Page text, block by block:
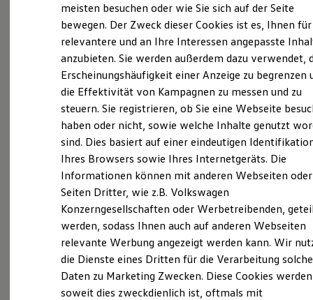
Software, Konnektivität & Apps
California App
VW Connect für Ihren ID. Buzz
VW Connect für Ihren Transporter/Caravelle
VW Connect für Ihren Amarok
VW Connect für andere Modelle
Connect Pro
Fleet Interface Data
Multistop Pathfinder
Übersicht Software Updates
Hilfreiches für Besitzer
Fahrerassistenz- und Sicherheitssysteme
Kontrollleuchten
Kurzfahrprofile und Ölverdünnung
Batterieverordnung
XTL-Dieselkraftstoff
Ersatzteile und Betriebsflüssigkeiten
Original Zubehör und Lifestyle Produkte
myVolkswagen Business
Elektrisch & Autonom
Elektro - & Hybridfahrzeuge
Unsere Leistungenim
Überblick
NeuwagenNutzfahrzeuge
Neuwagen Caddy - Multivan -
California
ID.Buzz
California-Profi-Partner
Service
ServicePlus
Volkswagen Economy
Service
meisten besuchen oder wie Sie sich auf der Seite
bewegen. Der Zweck dieser Cookies ist es, Ihnen für
relevantere und an Ihre Interessen angepasste
anzubieten. Sie werden außerdem dazu verwendet,
Erscheinungshäufigkeit einer Anzeige zu begrenzen
die Effektivität von Kampagnen zu messen und zu
steuern. Sie registrieren, ob Sie eine Webseite
haben oder nicht, sowie welche Inhalte genutzt
sind. Dies basiert auf einer eindeutigen
Ihres Browsers sowie Ihres Internetgeräts. Die
Informationen können mit anderen Webseiten oder
Seiten Dritter, wie z.B. Volkswagen
Konzerngesellschaften oder Werbetreibenden,
werden, sodass Ihnen auch auf anderen Webseiten
relevante Werbung angezeigt werden kann. Wir
die Dienste eines Dritten für die Verarbeitung
Daten zu Marketing Zwecken. Diese Cookies
soweit dies zweckdienlich ist, oftmals mit